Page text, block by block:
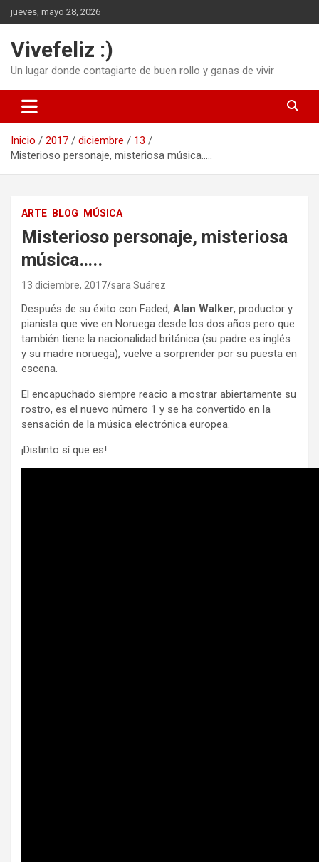
Saltar
al
jueves, mayo 28, 2026
Vivefeliz :)
Un lugar donde contagiarte de buen rollo y ganas de vivir
Inicio 2017 diciembre
13
Misterioso personaje, misteriosa música…..
ARTE BLOG MÚSICA
Misterioso personaje, misteriosa
música…..
13 diciembre, 2017 sara Suárez
Después de su éxito con Faded, Alan Walker, productor y
pianista que vive en Noruega desde los dos años pero que
también tiene la nacionalidad británica (su padre es inglés
y su madre noruega), vuelve a sorprender por su puesta en
escena.
El encapuchado siempre reacio a mostrar abiertamente su
rostro, es el nuevo número 1 y se ha convertido en la
sensación de la música electrónica europea.
¡Distinto sí que es!